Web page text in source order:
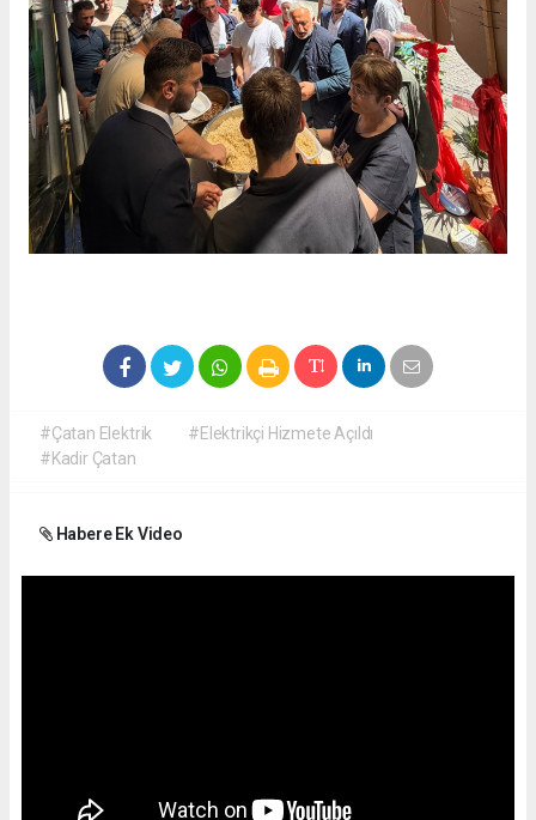
#Çatan Elektrik
#Elektrikçi Hizmete Açıldı
#Kadir Çatan
Habere Ek Video